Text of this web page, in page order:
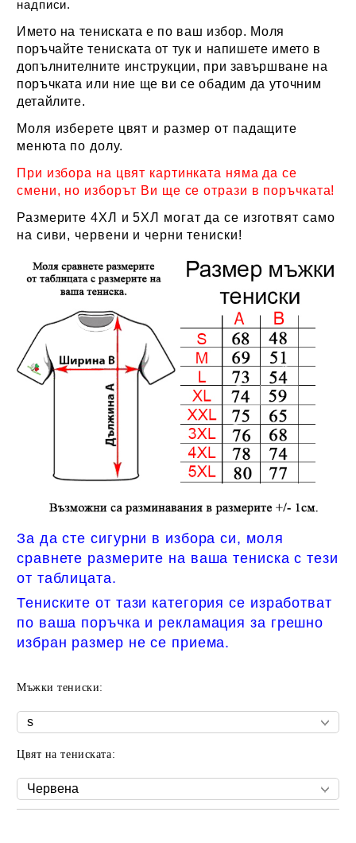
надписи.
Името на тениската е по ваш избор. Моля
поръчайте тениската от тук и напишете името в
допълнителните инструкции, при завършване на
поръчката или ние ще ви се обадим да уточним
детайлите.
Моля изберете цвят и размер от падащите
менюта по долу.
При избора на цвят картинката няма да се
смени, но изборът Ви ще се отрази в поръчката!
Размерите 4ХЛ и 5ХЛ могат да се изготвят само
на сиви, червени и черни тениски!
За да сте сигурни в избора си, моля
сравнете размерите на ваша тениска с тези
от таблицата.
Тениските от тази категория се изработват
по ваша поръчка и рекламация за грешно
избран размер не се приема.
Мъжки тениски:
Цвят на тениската: